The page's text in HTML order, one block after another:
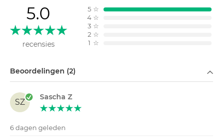
5.0
recensies
5 ☆
4 ☆
3 ☆
2 ☆
1 ☆
Beoordelingen (2)
SZ
Sascha Z
6 dagen geleden